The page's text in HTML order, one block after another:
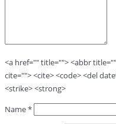
<a href="" title=""> <abbr
cite=""> <cite> <code> <del
<strike> <strong>
Name*